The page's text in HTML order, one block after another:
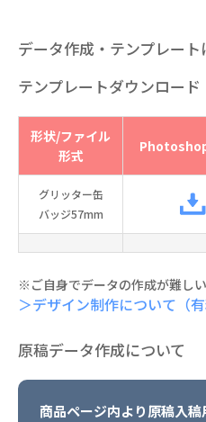
データ作成・テンプレート
テンプレートダウンロード
形状/ファイル
形式
グリッター缶
バッジ57mm
※ご自身でデータの作成が難し
＞デザイン制作について（有
原稿データ作成について
商品ページ内より原稿入